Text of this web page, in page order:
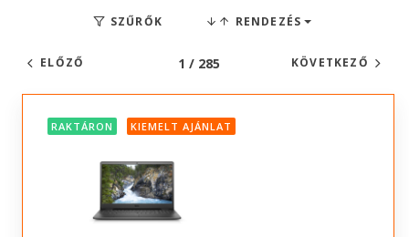
SZŰRŐK RENDEZÉS
ELŐZŐ 1 / 285 KÖVETKEZŐ
RAKTÁRON KIEMELT AJÁNLAT